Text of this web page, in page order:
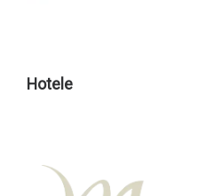
Hotele